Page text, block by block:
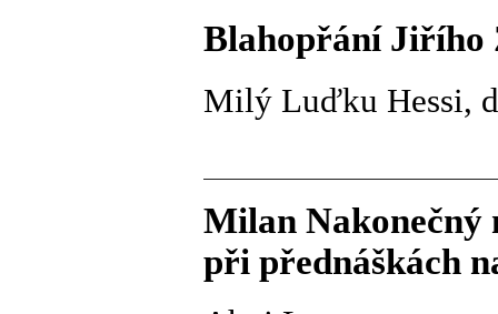
Blahopřání Jiřího
Milý Luďku Hessi,
Milan Nakonečný
při přednáškách